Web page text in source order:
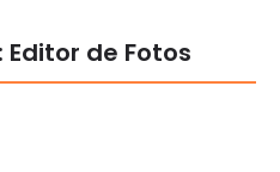
de Fotos